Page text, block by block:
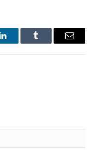
LinkedInTumblr Email